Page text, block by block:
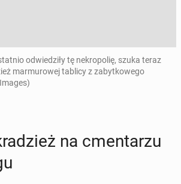
odwiedziły tę nekropolię, szuka teraz
marmurowej tablicy z zabytkowego
na cmen­ta­rzu